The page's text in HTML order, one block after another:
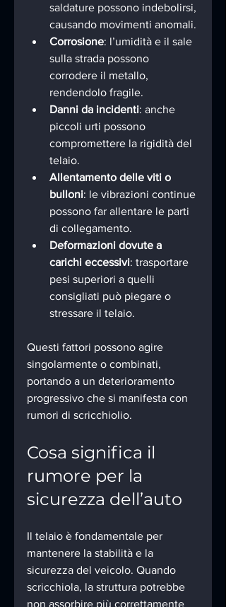
saldature possono indebolirsi,
causando movimenti anomali.
Corrosione: l’umidità e il sale
sulla strada possono
corrodere il metallo,
rendendolo fragile.
Danni da incidenti: anche
piccoli urti possono
compromettere la rigidità del
telaio.
Allentamento delle viti o
bulloni: le vibrazioni continue
possono far allentare le parti
di collegamento.
Deformazioni dovute a
carichi eccessivi: trasportare
pesi superiori a quelli
consigliati può piegare o
stressare il telaio.
Questi fattori possono agire
singolarmente o combinati,
portando a un deterioramento
progressivo che si manifesta con
rumori di scricchiolio.
Cosa significa il
rumore per la
sicurezza dell’auto
Il telaio è fondamentale per
mantenere la stabilità e la
sicurezza del veicolo. Quando
scricchiola, la struttura potrebbe
non assorbire più correttamente